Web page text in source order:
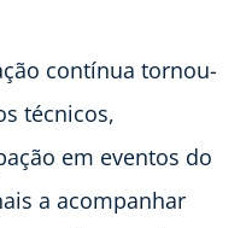
contínua tornou-
técnicos,
em eventos do
a acompanhar